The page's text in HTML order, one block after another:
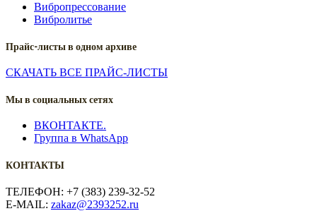
Вибропрессование
Вибролитье
Прайс-листы в одном архиве
СКАЧАТЬ ВСЕ ПРАЙС-ЛИСТЫ
Мы в социальных сетях
ВКОНТАКТЕ.
Группа в WhatsApp
КОНТАКТЫ
ТЕЛЕФОН: +7 (383) 239-32-52
E-MAIL: zakaz@2393252.ru